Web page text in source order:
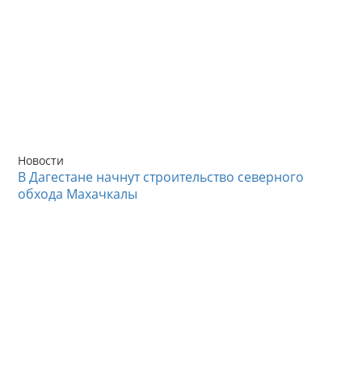
Новости
В Дагестане начнут строительство северного
обхода Махачкалы